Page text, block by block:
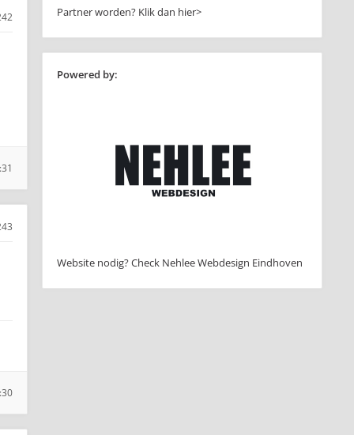
Partner worden? Klik dan hier>
Powered by:
Website nodig? Check Nehlee Webdesign Eindhoven